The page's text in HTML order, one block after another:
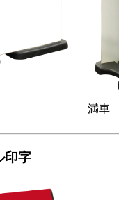
満車
印字